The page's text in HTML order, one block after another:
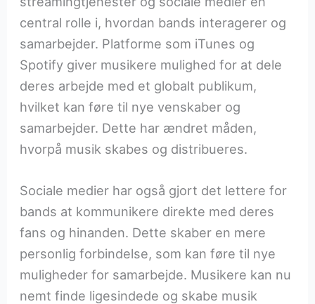
central rolle i, hvordan bands interagerer og
samarbejder. Platforme som iTunes og
Spotify giver musikere mulighed for at dele
deres arbejde med et globalt publikum,
hvilket kan føre til nye venskaber og
samarbejder. Dette har ændret måden,
hvorpå musik skabes og distribueres.
Sociale medier har også gjort det lettere for
bands at kommunikere direkte med deres
fans og hinanden. Dette skaber en mere
personlig forbindelse, som kan føre til nye
muligheder for samarbejde. Musikere kan nu
nemt finde ligesindede og skabe musik